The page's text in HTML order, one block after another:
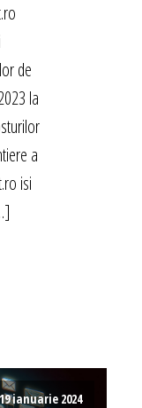
de
la
a
isi
19 ianuarie 2024